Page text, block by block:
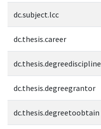
dc.subject.lcc
dc.thesis.career
dc.thesis.degreediscipline
dc.thesis.degreegrantor
dc.thesis.degreetoobtain